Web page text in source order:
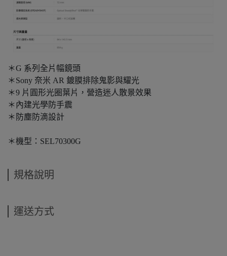
＊G 系列全片幅鏡頭
＊Sony 奈米 AR 鍍膜排除鬼影與耀光
＊9 片圓形光圈葉片，營造迷人散景效果
＊內建光學防手震
＊防塵防滴設計
＊機型：SEL70300G
規格說明
運送方式